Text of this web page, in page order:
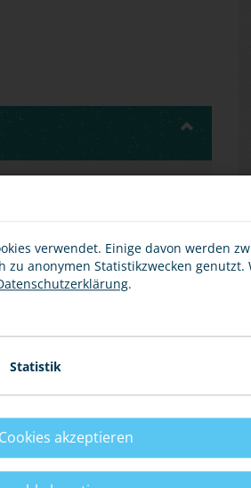
und Bedürfnissen
Gruppen, die
Gesellschaft zu fördern, in
bestehen können.
verwendet. Einige davon werden
anonymen Statistikzwecken genutzt.
.
Statistik
akzeptieren